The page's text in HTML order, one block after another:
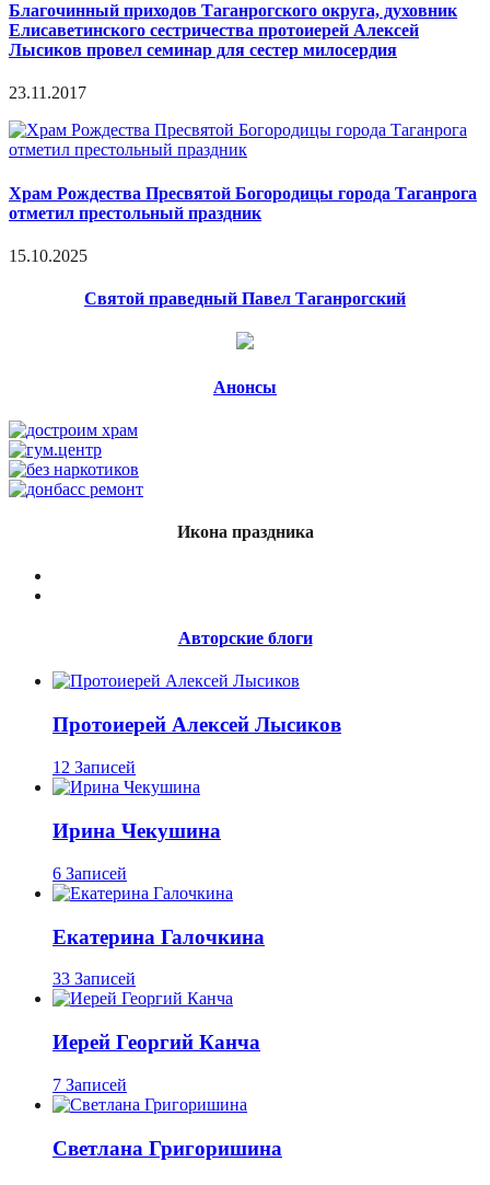
Благочинный приходов Таганрогского округа, духовник
Елисаветинского сестричества протоиерей Алексей
Лысиков провел семинар для сестер милосердия
23.11.2017
Храм Рождества Пресвятой Богородицы города Таганрога
отметил престольный праздник
15.10.2025
Святой праведный Павел Таганрогский
Анонсы
Икона праздника
Авторские блоги
Протоиерей Алексей Лысиков
12 Записей
Ирина Чекушина
6 Записей
Екатерина Галочкина
33 Записей
Иерей Георгий Канча
7 Записей
Светлана Григоришина